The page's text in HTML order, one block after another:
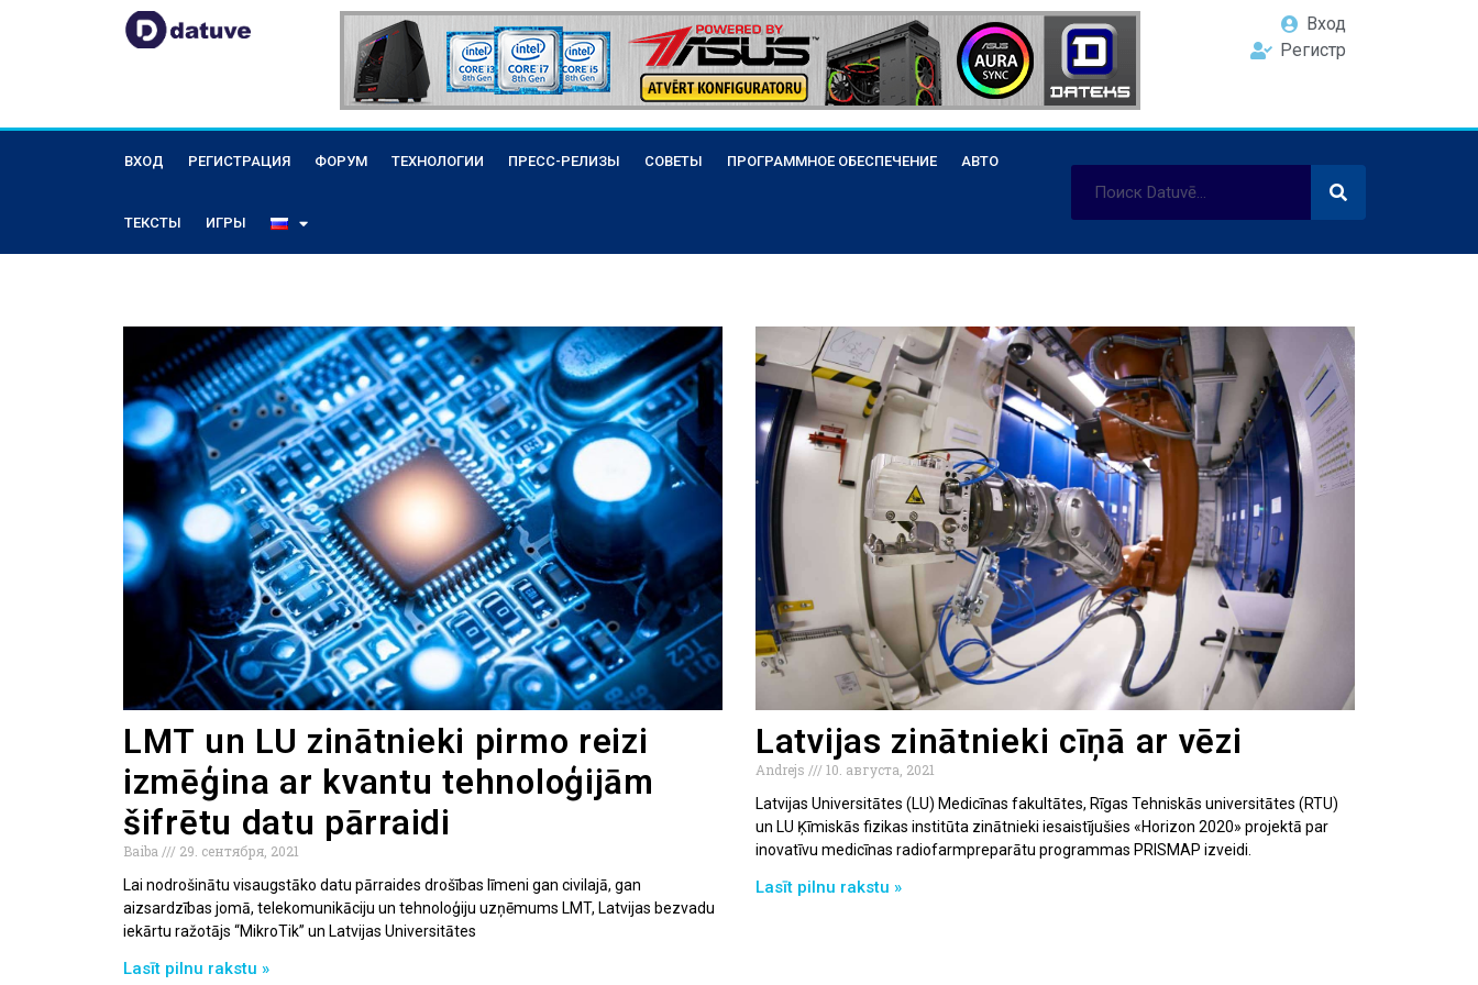
Вход
Регистр
ВХОД РЕГИСТРАЦИЯ ФОРУМ ТЕХНОЛОГИИ ПРЕСС-РЕЛИЗЫ СОВЕТЫ ПРОГРАММНОЕ ОБЕСПЕЧЕНИЕ АВТО
ТЕКСТЫ ИГРЫ
LMT un LU zinātnieki pirmo reizi
izmēģina ar kvantu tehnoloģijām
šifrētu datu pārraidi
Baiba
29. сентября, 2021
Lai nodrošinātu visaugstāko datu pārraides drošības līmeni gan civilajā, gan
aizsardzības jomā, telekomunikāciju un tehnoloģiju uzņēmums LMT, Latvijas bezvadu
iekārtu ražotājs “MikroTik” un Latvijas Universitātes
Lasīt pilnu rakstu »
Latvijas zinātnieki cīņā ar vēzi
Andrejs
10. августа, 2021
Latvijas Universitātes (LU) Medicīnas fakultātes, Rīgas Tehniskās universitātes (RTU)
un LU Ķīmiskās fizikas institūta zinātnieki iesaistījušies «Horizon 2020» projektā par
inovatīvu medicīnas radiofarmpreparātu programmas PRISMAP izveidi.
Lasīt pilnu rakstu »